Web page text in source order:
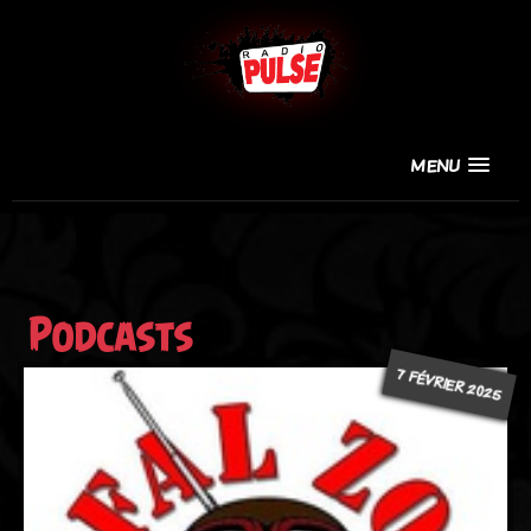
MENU
Podcasts
7 FÉVRIER 2025